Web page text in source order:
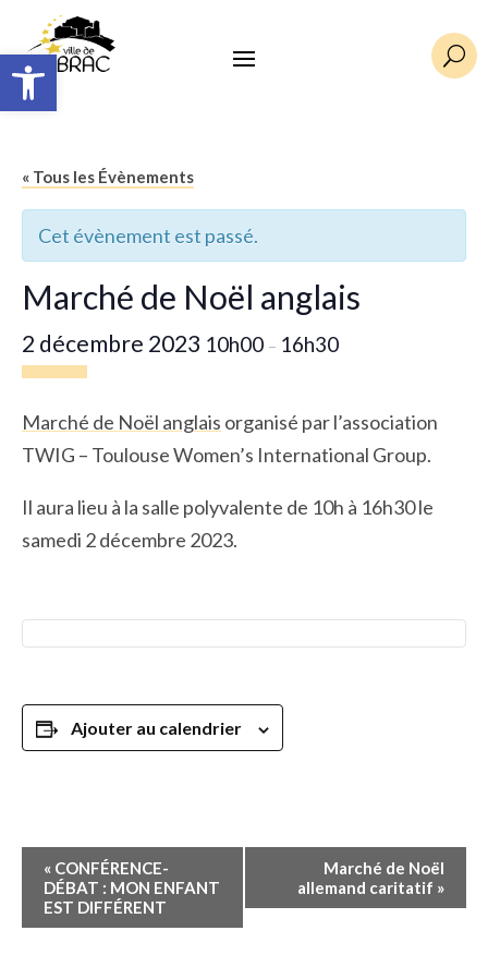
Ouvrir la barre d’outils U
« Tous les Évènements
Cet évènement est passé.
Marché de Noël anglais
2 décembre 2023 10h00 – 16h30
Marché de Noël anglais organisé par l’association
TWIG – Toulouse Women’s International Group.
Il aura lieu à la salle polyvalente de 10h à 16h30 le
samedi 2 décembre 2023.
Ajouter au calendrier
Navigation
Évènement
« CONFÉRENCE-
DÉBAT : MON ENFANT
EST DIFFÉRENT
Marché de Noël
allemand caritatif »